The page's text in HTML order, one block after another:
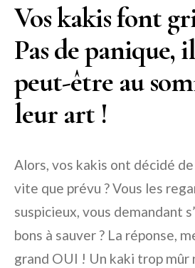
Vos kakis font
Pas de panique,
peut-être au
leur art !
Alors, vos kakis ont décidé
vite que prévu ? Vous les
suspicieux, vous demandant
bons à sauver ? La réponse,
grand OUI ! Un kaki trop mûr